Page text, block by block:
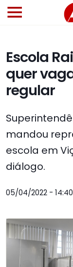
Escola
quer
regular
mandou
escola em
diálogo.
05/04/2022 - 14:40